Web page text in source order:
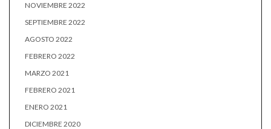
NOVIEMBRE 2022
SEPTIEMBRE 2022
AGOSTO 2022
FEBRERO 2022
MARZO 2021
FEBRERO 2021
ENERO 2021
DICIEMBRE 2020